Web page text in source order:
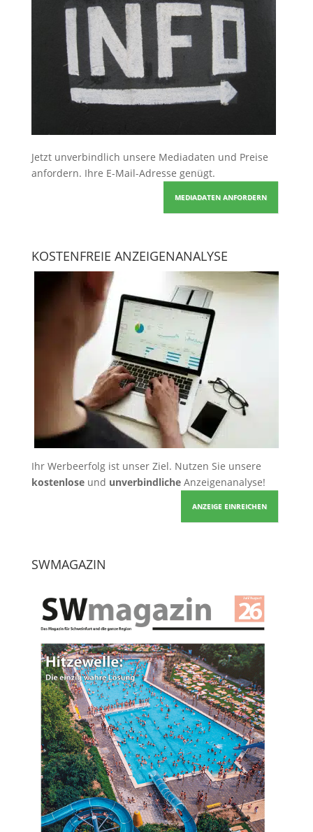
Jetzt unverbindlich unsere Mediadaten und Preise
anfordern. Ihre E-Mail-Adresse genügt.
MEDIADATEN ANFORDERN
KOSTENFREIE ANZEIGENANALYSE
Ihr Werbeerfolg ist unser Ziel. Nutzen Sie unsere
kostenloseund unverbindlicheAnzeigenanalyse!
ANZEIGE EINREICHEN
SWMAGAZIN